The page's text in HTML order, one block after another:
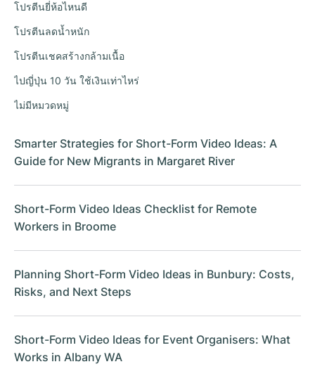
โปรตีนยี่ห้อไหนดี
โปรตีนลดน้ำหนัก
โปรตีนเชคสร้างกล้ามเนื้อ
ไปญี่ปุ่น 10 วัน ใช้เงินเท่าไหร่
ไม่มีหมวดหมู่
Smarter Strategies for Short-Form Video Ideas: A
Guide for New Migrants in Margaret River
Short-Form Video Ideas Checklist for Remote
Workers in Broome
Planning Short-Form Video Ideas in Bunbury: Costs,
Risks, and Next Steps
Short-Form Video Ideas for Event Organisers: What
Works in Albany WA